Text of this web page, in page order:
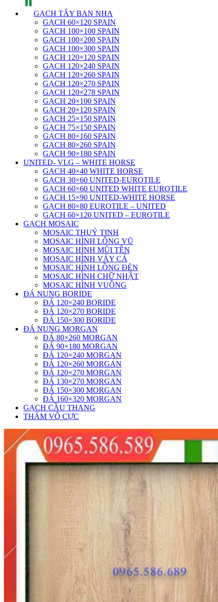
GẠCH TÂY BAN NHA
GẠCH 60×120 SPAIN
GẠCH 100×100 SPAIN
GẠCH 100×200 SPAIN
GẠCH 100×300 SPAIN
GẠCH 120×120 SPAIN
GẠCH 120×240 SPAIN
GẠCH 120×260 SPAIN
GẠCH 120×270 SPAIN
GẠCH 120×278 SPAIN
GẠCH 20×100 SPAIN
GẠCH 20×120 SPAIN
GẠCH 25×150 SPAIN
GẠCH 75×150 SPAIN
GẠCH 80×160 SPAIN
GẠCH 80×260 SPAIN
GẠCH 90×180 SPAIN
UNITED- VLG – WHITE HORSE
GẠCH 40×40 WHITE HORSE
GẠCH 30×60 UNITED-EUROTILE
GẠCH 60×60 UNITED WHITE EUROTILE
GẠCH 15×90 UNITED-WHITE HORSE
GẠCH 80×80 EUROTILE – UNITED
GẠCH 60×120 UNITED – EUROTILE
GẠCH MOSAIC
MOSAIC THUỶ TINH
MOSAIC HÌNH LÔNG VŨ
MOSAIC HÌNH MŨI TÊN
MOSAIC HÌNH VẢY CÁ
MOSAIC HÌNH LỒNG ĐÈN
MOSAIC HÌNH CHỮ NHẬT
MOSAIC HÌNH VUÔNG
ĐÁ NUNG BORIDE
ĐÁ 120×240 BORIDE
ĐÁ 120×270 BORIDE
ĐÁ 150×300 BORIDE
ĐÁ NUNG MORGAN
ĐÁ 80×260 MORGAN
ĐÁ 90×180 MORGAN
ĐÁ 120×240 MORGAN
ĐÁ 120×260 MORGAN
ĐÁ 120×270 MORGAN
ĐÁ 130×270 MORGAN
ĐÁ 150×300 MORGAN
ĐÁ 160×320 MORGAN
GẠCH CẦU THANG
THẢM VÔ CỰC